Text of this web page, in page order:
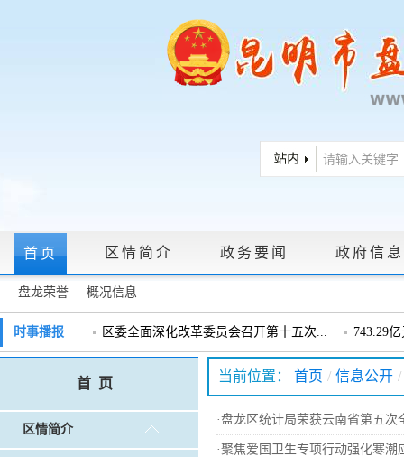
首页 区情简介 政务要闻 政府信
盘龙荣誉 概况信息
政府信息公开指南 | 政府信息公开制度 | 政策文件 法定主动公
常见问题问答
调查征集 做好“六稳”工作 落实“六保”任务 | 公共卫生知识普及
时事播报 区委全面深化改革委员会召开第十五次... 743.29
戴惠明调研辖区汽车企业 戴惠明
盘龙区委2026年度巡察工作会暨十三届...
戴惠明调研白沙河社区治理和东白沙河... 戴惠明
首 页
区情简介
当前位置： 首页 / 信息公开 /
·盘龙区统计局荣获云南省第五次
·聚焦爱国卫生专项行动强化寒潮